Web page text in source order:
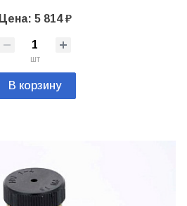
Цена: 5 814 ₽
шт
В корзину